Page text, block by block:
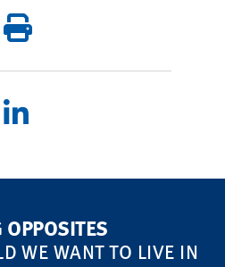
OPPOSITES
WE WANT TO LIVE IN